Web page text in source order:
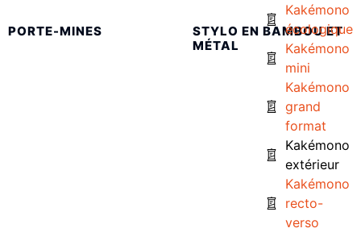
Kakémono
écologique
Kakémono
mini
Kakémono
grand
format
Kakémono
extérieur
Kakémono
recto-
verso
PORTE-MINES
STYLO EN BAMBOU ET
MÉTAL